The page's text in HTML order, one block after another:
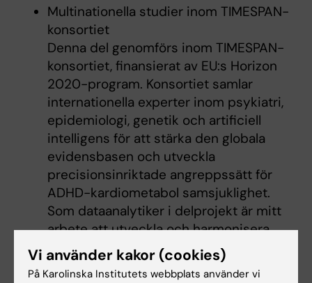
Multinationella studier inom TIMESPAN-
konsortiet
Denna del genomförs inom TIMESPAN-
konsortiet, finansierat av EU:s Horizon
2020-program. Konsortiet samlar
internationella experter inom psykiatri,
epidemiologi, genetik och artificiell
intelligens för att stärka den globala
evidensbasen och utveckla
precisionsinriktade angreppssätt för
ADHD-kardiometabol samsjuklighet.
Som dataanalytiker i delprojekt är mitt
arbete att utveckla och harmonisera
standarder för datahantering samt den
statistiska analysramen mellan
Vi använder kakor (cookies)
På Karolinska Institutets webbplats använder vi